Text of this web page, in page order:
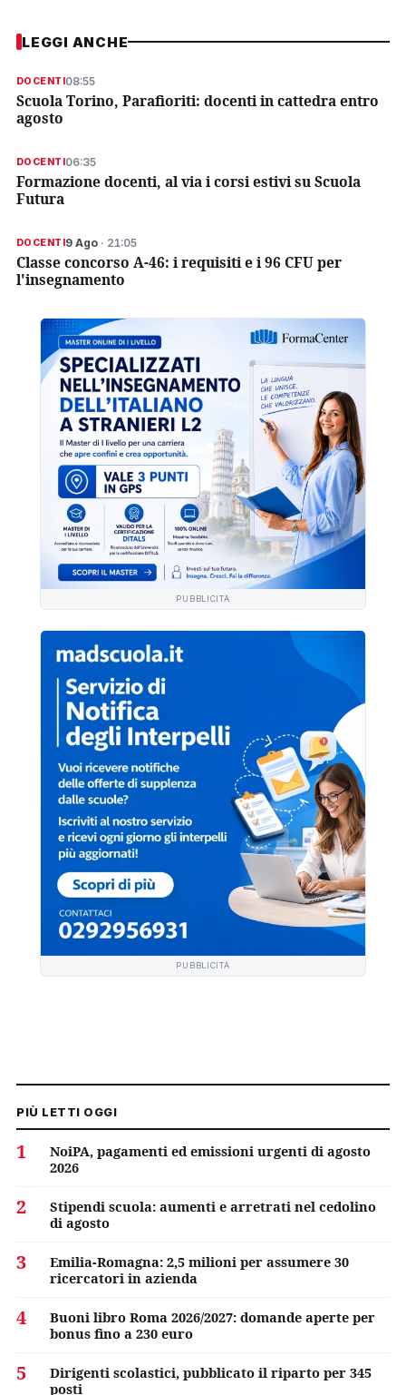
LEGGI ANCHE
DOCENTI08:55
Scuola Torino, Parafioriti: docenti in cattedra entro
agosto
DOCENTI06:35
Formazione docenti, al via i corsi estivi su Scuola
Futura
DOCENTI9 Ago· 21:05
Classe concorso A-46: i requisiti e i 96 CFU per
l'insegnamento
PUBBLICITÀ
PUBBLICITÀ
PIÙ LETTI OGGI
1
NoiPA, pagamenti ed emissioni urgenti di agosto
2026
2
Stipendi scuola: aumenti e arretrati nel cedolino
di agosto
3
Emilia-Romagna: 2,5 milioni per assumere 30
ricercatori in azienda
4
Buoni libro Roma 2026/2027: domande aperte per
bonus fino a 230 euro
5
Dirigenti scolastici, pubblicato il riparto per 345
posti